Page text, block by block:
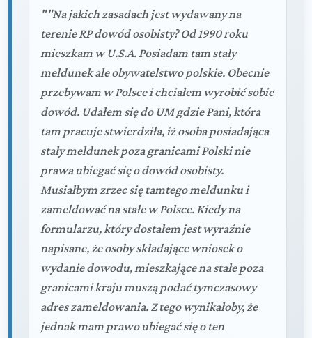
""Na jakich zasadach jest wydawany na
terenie RP dowód osobisty? Od 1990 roku
mieszkam w U.S.A. Posiadam tam stały
meldunek ale obywatelstwo polskie. Obecnie
przebywam w Polsce i chciałem wyrobić sobie
dowód. Udałem się do UM gdzie Pani, która
tam pracuje stwierdziła, iż osoba posiadająca
stały meldunek poza granicami Polski nie
prawa ubiegać się o dowód osobisty.
Musiałbym zrzec się tamtego meldunku i
zameldować na stałe w Polsce. Kiedy na
formularzu, który dostałem jest wyraźnie
napisane, że osoby składające wniosek o
wydanie dowodu, mieszkające na stałe poza
granicami kraju muszą podać tymczasowy
adres zameldowania. Z tego wynikałoby, że
jednak mam prawo ubiegać się o ten